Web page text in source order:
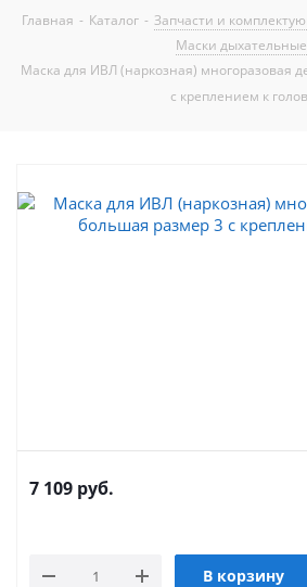
Главная - Каталог - Запчасти и
Маски дыхательные
Маска для ИВЛ (наркозная) многоразовая
с креплением к
7 109 руб.
В корзину